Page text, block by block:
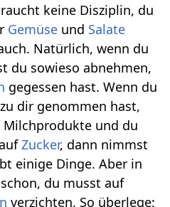
keine Disziplin, du
Gemüse und Salate
Natürlich, wenn du
du sowieso abnehmen,
gegessen hast. Wenn du
zu dir genommen hast,
und du
Zucker, dann nimmst
einige Dinge. Aber in
du musst auf
verzichten. So überlege: